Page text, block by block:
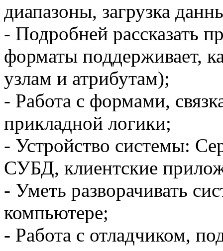
диапазоны, загрузка
- Подробней рассказать
форматы поддерживает,
узлам и атрибутам);
- Работа с формами,
прикладной логики;
- Устройство системы:
СУБД, клиентские
- Уметь разворачивать
компьютере;
- Работа с отладчиком,